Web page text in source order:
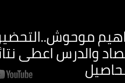
والدرس اعطى